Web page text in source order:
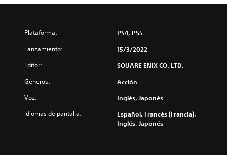
Plataforma: PS4, PS5
Lanzamiento: 15/3/2022
Editor: SQUARE ENIX CO. LTD.
Géneros: Acción
Voz: Inglés, Japonés
Idiomas de pantalla:
Español, Francés (Francia),
Inglés, Japonés